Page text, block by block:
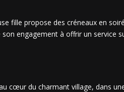
fille propose des créneaux en
engagement à offrir un service
cœur du charmant village, dans